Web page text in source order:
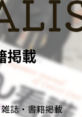
掲載
誌・書籍掲載